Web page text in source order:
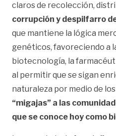
claros de recolección,
corrupción y despilfarro
que mantiene la lógica
genéticos, favoreciendo a
biotecnología, la
al permitir que se sigan
naturaleza por medio de
“migajas” a las
que se conoce hoy como